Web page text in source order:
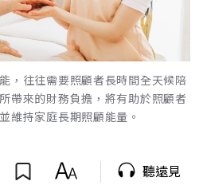
，往往需要照顧者長時間全天候陪
帶來的財務負擔，將有助於照顧者
維持家庭長期照顧能量。
聽遠見